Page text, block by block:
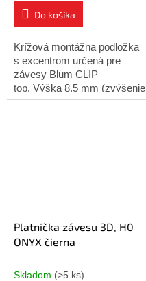
Do košíka
Krížová montážna podložka
s excentrom určená pre
závesy Blum CLIP
top. Výška 8,5 mm (zvýšenie
podložky 0 mm).
Platnička závesu 3D, H0
ONYX čierna
Skladom (>5 ks)